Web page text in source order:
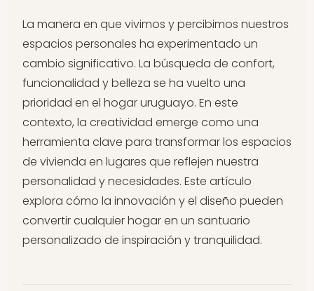
La manera en que vivimos y percibimos nuestros
espacios personales ha experimentado un
cambio significativo. La búsqueda de confort,
funcionalidad y belleza se ha vuelto una
prioridad en el hogar uruguayo. En este
contexto, la creatividad emerge como una
herramienta clave para transformar los espacios
de vivienda en lugares que reflejen nuestra
personalidad y necesidades. Este artículo
explora cómo la innovación y el diseño pueden
convertir cualquier hogar en un santuario
personalizado de inspiración y tranquilidad.